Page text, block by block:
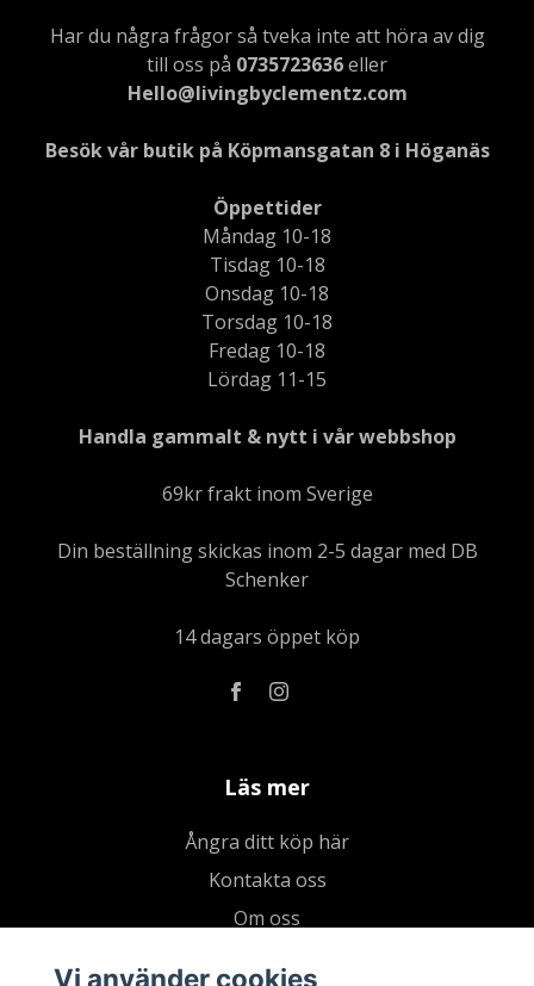
Har du några frågor så tveka inte att höra av dig
till oss på 0735723636eller
Hello@livingbyclementz.com
Besök vår butik på Köpmansgatan 8 i Höganäs
Öppettider
Måndag 10-18
Tisdag 10-18
Onsdag 10-18
Torsdag 10-18
Fredag 10-18
Lördag 11-15
Handla gammalt & nytt i vår webbshop
69kr frakt inom Sverige
Din beställning skickas inom 2-5 dagar med DB
Schenker
14 dagars öppet köp
Läs mer
Ångra ditt köp här
Kontakta oss
Om oss
Vi använder cookies